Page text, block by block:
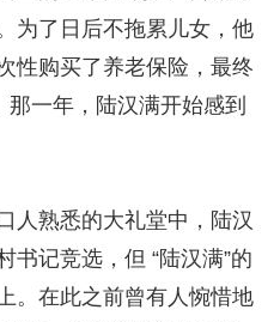
为了日后不拖累儿女，他
性购买了养老保险，最终
一年，陆汉满开始感到
熟悉的大礼堂中，陆汉
书记竞选，但 “陆汉满”的
。在此之前曾有人惋惜地